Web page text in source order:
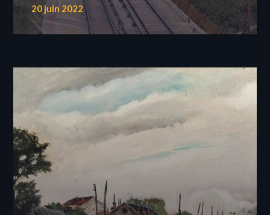
20 juin 2022